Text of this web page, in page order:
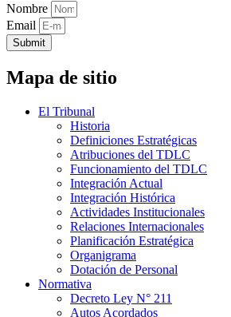
Nombre
Email
Submit
Mapa de sitio
El Tribunal
Historia
Definiciones Estratégicas
Atribuciones del TDLC
Funcionamiento del TDLC
Integración Actual
Integración Histórica
Actividades Institucionales
Relaciones Internacionales
Planificación Estratégica
Organigrama
Dotación de Personal
Normativa
Decreto Ley N° 211
Autos Acordados